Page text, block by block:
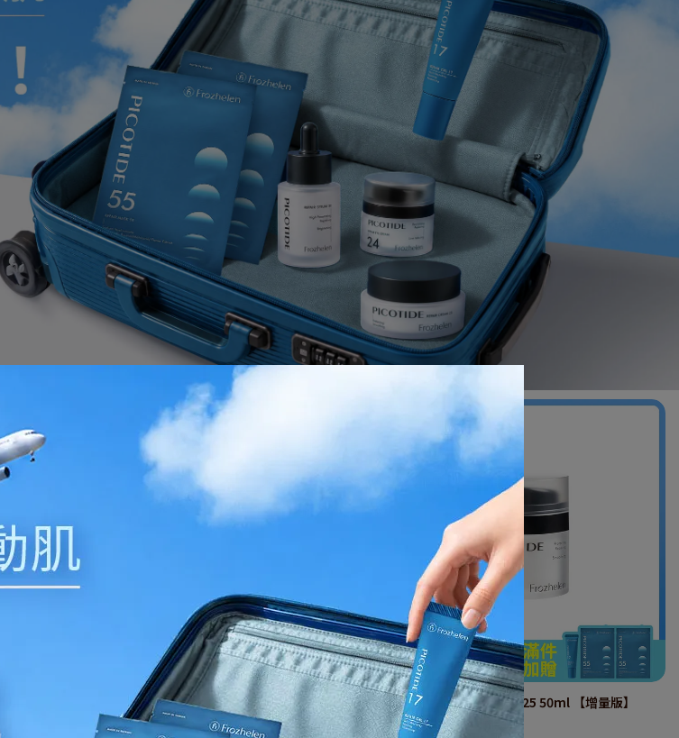
皮可肽修護霜 PICO 25 30ml 皮可肽修護霜 PICO 25 50ml 【增量版】